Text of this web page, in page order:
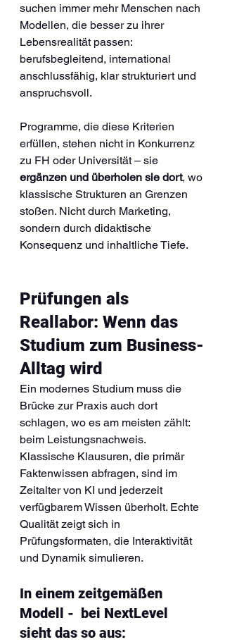
suchen immer mehr Menschen nach
Modellen, die besser zu ihrer
Lebensrealität passen:
berufsbegleitend, international
anschlussfähig, klar strukturiert und
anspruchsvoll.
Programme, die diese Kriterien
erfüllen, stehen nicht in Konkurrenz
zu FH oder Universität – sie
ergänzen und überholen sie dort, wo
klassische Strukturen an Grenzen
stoßen. Nicht durch Marketing,
sondern durch didaktische
Konsequenz und inhaltliche Tiefe.
Prüfungen als
Reallabor: Wenn das
Studium zum Business-
Alltag wird
Ein modernes Studium muss die
Brücke zur Praxis auch dort
schlagen, wo es am meisten zählt:
beim Leistungsnachweis.
Klassische Klausuren, die primär
Faktenwissen abfragen, sind im
Zeitalter von KI und jederzeit
verfügbarem Wissen überholt. Echte
Qualität zeigt sich in
Prüfungsformaten, die Interaktivität
und Dynamik simulieren.
In einem zeitgemäßen
Modell -  bei NextLevel
sieht das so aus: